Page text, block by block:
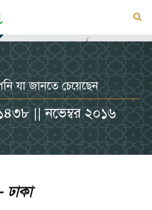
যা জানতে চেয়েছেন
|| নভেম্বর ২০১৬
ঢাকা